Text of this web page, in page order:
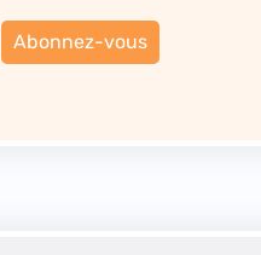
Abonnez-vous